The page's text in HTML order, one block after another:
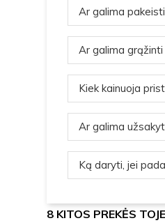
Ar galima
Ar galima
Kiek kainuoja
Ar galima
Ką daryti, jei
8 KITOS PREKĖS